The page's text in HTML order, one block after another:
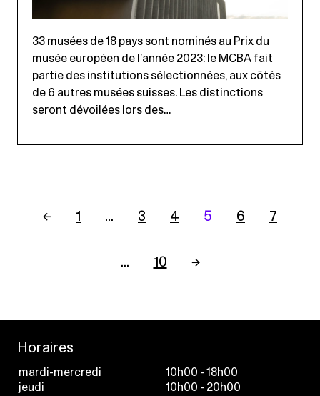
33 musées de 18 pays sont nominés au Prix du
musée européen de l’année 2023: le MCBA fait
partie des institutions sélectionnées, aux côtés
de 6 autres musées suisses. Les distinctions
seront dévoilées lors des…
← 1 … 3 4 5 6 7
… 10 →
Horaires
mardi-mercredi
10h00 - 18h00
jeudi
10h00 - 20h00